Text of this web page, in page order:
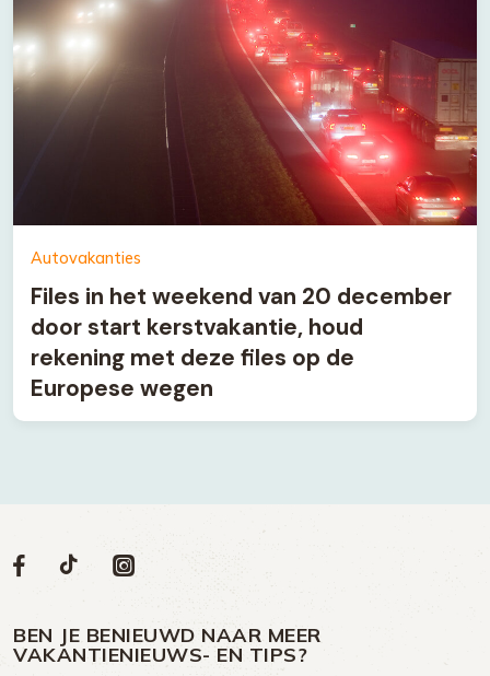
Autovakanties
Files in het weekend van 20 december
door start kerstvakantie, houd
rekening met deze files op de
Europese wegen
Volg
op
Social
Volg
op
Facebook
Volg
op
TikTok
Volg
op
Instagram
BEN JE BENIEUWD NAAR MEER
VAKANTIENIEUWS- EN TIPS?